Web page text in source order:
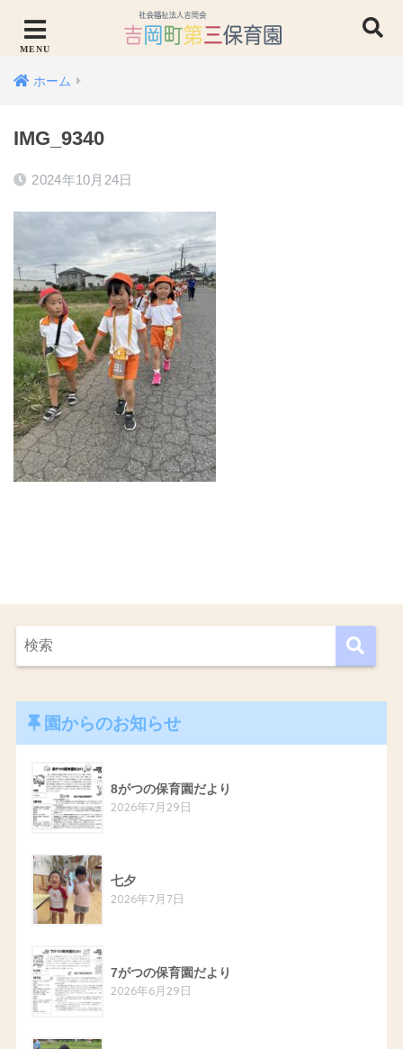
ホーム
IMG_9340
2024年10月24日
園からのお知らせ
8がつの保育園だより
2026年7月29日
七夕
2026年7月7日
7がつの保育園だより
2026年6月29日